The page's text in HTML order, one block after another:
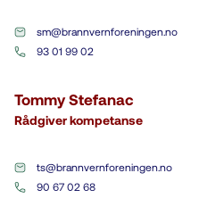
sm@brannvernforeningen.no
93 01 99 02
Tommy Stefanac
Rådgiver kompetanse
ts@brannvernforeningen.no
90 67 02 68